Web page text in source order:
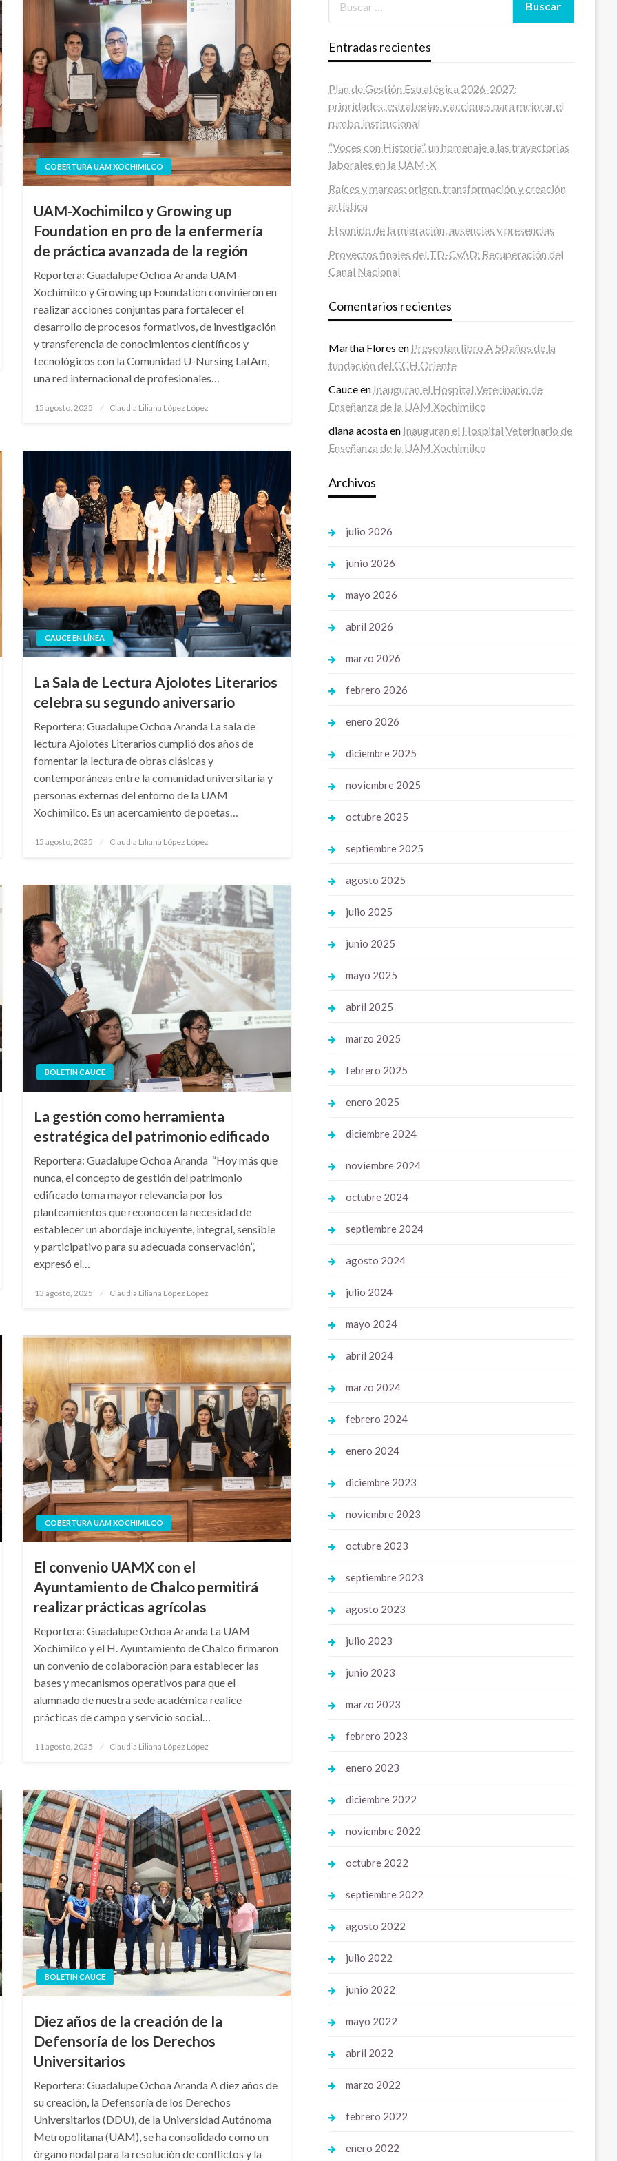
COBERTURA UAM XOCHIMILCO
UAM-Xochimilco y Growing up
Foundation en pro de la enfermería
de práctica avanzada de la región
Reportera: Guadalupe Ochoa Aranda UAM-
Xochimilco y Growing up Foundation convinieron en
realizar acciones conjuntas para fortalecer el
desarrollo de procesos formativos, de investigación
y transferencia de conocimientos científicos y
tecnológicos con la Comunidad U-Nursing LatAm,
una red internacional de profesionales…
Publicado
15 agosto, 2025 Claudia Liliana López López
CAUCE EN LÍNEA
La Sala de Lectura Ajolotes Literarios
celebra su segundo aniversario
Reportera: Guadalupe Ochoa Aranda La sala de
lectura Ajolotes Literarios cumplió dos años de
fomentar la lectura de obras clásicas y
contemporáneas entre la comunidad universitaria y
personas externas del entorno de la UAM
Xochimilco. Es un acercamiento de poetas…
Publicado
15 agosto, 2025 Claudia Liliana López López
BOLETIN CAUCE
La gestión como herramienta
estratégica del patrimonio edificado
Reportera: Guadalupe Ochoa Aranda “Hoy más que
nunca, el concepto de gestión del patrimonio
edificado toma mayor relevancia por los
planteamientos que reconocen la necesidad de
establecer un abordaje incluyente, integral, sensible
y participativo para su adecuada conservación”,
expresó el…
Publicado
13 agosto, 2025 Claudia Liliana López López
COBERTURA UAM XOCHIMILCO
El convenio UAMX con el
Ayuntamiento de Chalco permitirá
realizar prácticas agrícolas
Reportera: Guadalupe Ochoa Aranda La UAM
Xochimilco y el H. Ayuntamiento de Chalco firmaron
un convenio de colaboración para establecer las
bases y mecanismos operativos para que el
alumnado de nuestra sede académica realice
prácticas de campo y servicio social…
Publicado
11 agosto, 2025 Claudia Liliana López López
BOLETIN CAUCE
Diez años de la creación de la
Defensoría de los Derechos
Universitarios
Reportera: Guadalupe Ochoa Aranda A diez años de
su creación, la Defensoría de los Derechos
Universitarios (DDU), de la Universidad Autónoma
Metropolitana (UAM), se ha consolidado como un
órgano nodal para la resolución de conflictos y la
Entradas recientes
Plan de Gestión Estratégica 2026-2027:
prioridades, estrategias y acciones para mejorar el
rumbo institucional
“Voces con Historia”, un homenaje a las trayectorias
laborales en la UAM-X
Raíces y mareas: origen, transformación y creación
artística
El sonido de la migración, ausencias y presencias
Proyectos finales del TD-CyAD: Recuperación del
Canal Nacional
Comentarios recientes
Martha Flores en Presentan libro A 50 años de la
fundación del CCH Oriente
Cauceen Inauguran el Hospital Veterinario de
Enseñanza de la UAM Xochimilco
diana acostaen Inauguran el Hospital Veterinario de
Enseñanza de la UAM Xochimilco
Archivos
julio 2026
junio 2026
mayo 2026
abril 2026
marzo 2026
febrero 2026
enero 2026
diciembre 2025
noviembre 2025
octubre 2025
septiembre 2025
agosto 2025
julio 2025
junio 2025
mayo 2025
abril 2025
marzo 2025
febrero 2025
enero 2025
diciembre 2024
noviembre 2024
octubre 2024
septiembre 2024
agosto 2024
julio 2024
mayo 2024
abril 2024
marzo 2024
febrero 2024
enero 2024
diciembre 2023
noviembre 2023
octubre 2023
septiembre 2023
agosto 2023
julio 2023
junio 2023
marzo 2023
febrero 2023
enero 2023
diciembre 2022
noviembre 2022
octubre 2022
septiembre 2022
agosto 2022
julio 2022
junio 2022
mayo 2022
abril 2022
marzo 2022
febrero 2022
enero 2022